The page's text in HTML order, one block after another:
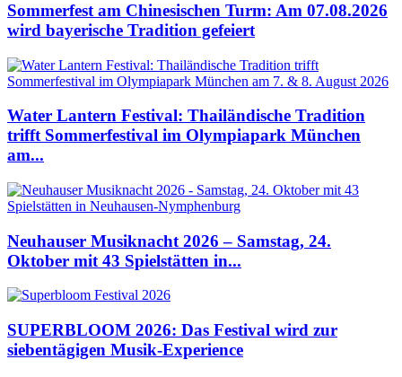
Sommerfest am Chinesischen Turm: Am 07.08.2026
wird bayerische Tradition gefeiert
Water Lantern Festival: Thailändische Tradition
trifft Sommerfestival im Olympiapark München
am...
Neuhauser Musiknacht 2026 – Samstag, 24.
Oktober mit 43 Spielstätten in...
SUPERBLOOM 2026: Das Festival wird zur
siebentägigen Musik-Experience